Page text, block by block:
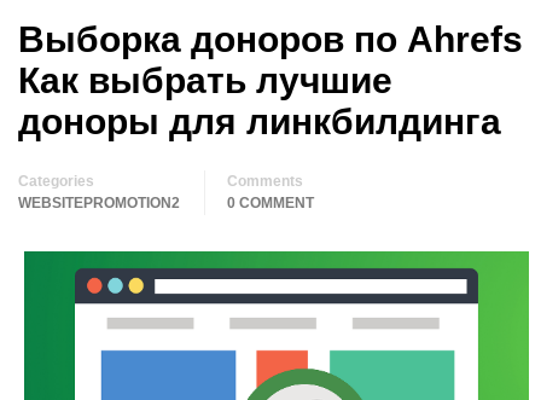
Выборка доноров по Ahrefs
Как выбрать лучшие
доноры для линкбилдинга
Categories
WEBSITEPROMOTION2
Comments
0 COMMENT